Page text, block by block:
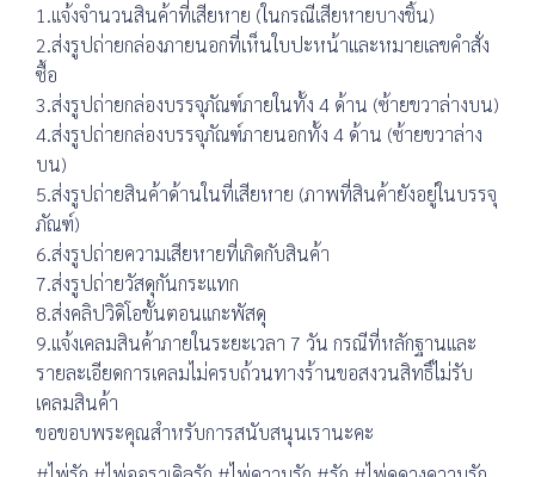
1.แจ้งจำนวนสินค้าที่เสียหาย (ในกรณีเสียหายบางชิ้น)
2.ส่งรูปถ่ายกล่องภายนอกที่เห็นใบปะหน้าและหมายเลขคำสั่ง
ซื้อ
3.ส่งรูปถ่ายกล่องบรรจุภัณฑ์ภายในทั้ง 4 ด้าน (ซ้ายขวาล่างบน)
4.ส่งรูปถ่ายกล่องบรรจุภัณฑ์ภายนอกทั้ง 4 ด้าน (ซ้ายขวาล่าง
บน)
5.ส่งรูปถ่ายสินค้าด้านในที่เสียหาย (ภาพที่สินค้ายังอยู่ในบรรจุ
ภัณฑ์)
6.ส่งรูปถ่ายความเสียหายที่เกิดกับสินค้า
7.ส่งรูปถ่ายวัสดุกันกระแทก
8.ส่งคลิปวิดิโอขั้นตอนแกะพัสดุ
9.แจ้งเคลมสินค้าภายในระยะเวลา 7 วัน กรณีที่หลักฐานและ
รายละเอียดการเคลมไม่ครบถ้วนทางร้านขอสงวนสิทธิ์ไม่รับ
เคลมสินค้า
ขอขอบพระคุณสำหรับการสนับสนุนเรานะคะ